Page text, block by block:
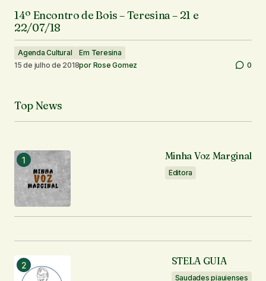
14º Encontro de Bois – Teresina – 21 e
22/07/18
Agenda Cultural
Em Teresina
15 de julho de 2018por Rose Gomez 0
Top News
Minha Voz Marginal
Editora
STELA GUIA
Saudades piauienses